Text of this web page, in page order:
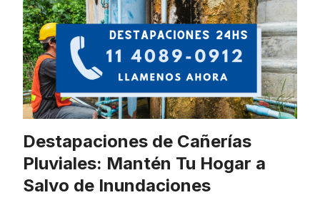
Destapaciones de Cañerías
Pluviales: Mantén Tu Hogar a
Salvo de Inundaciones